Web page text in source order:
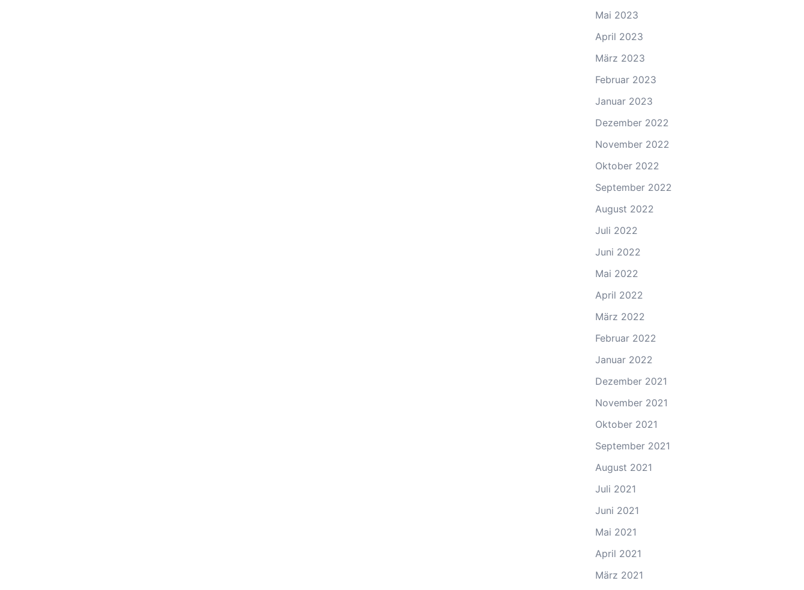
Mai 2023
April 2023
März 2023
Februar 2023
Januar 2023
Dezember 2022
November 2022
Oktober 2022
September 2022
August 2022
Juli 2022
Juni 2022
Mai 2022
April 2022
März 2022
Februar 2022
Januar 2022
Dezember 2021
November 2021
Oktober 2021
September 2021
August 2021
Juli 2021
Juni 2021
Mai 2021
April 2021
März 2021